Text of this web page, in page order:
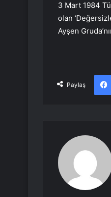
3 Mart 1984
olan
Ayşen
Paylaş